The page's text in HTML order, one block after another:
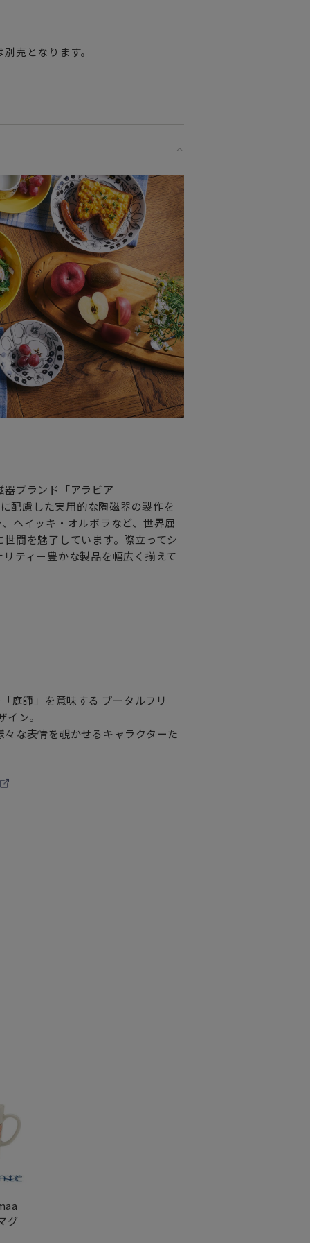
ください。
。
方へ
レゼントだけでなく
です。（直火にはご使用いただけ
売となります。
ブランド「アラビア
配慮した実用的な陶磁器の製作を
ヘイッキ・オルボラなど、世界屈
間を魅了しています。際立ってシ
ティー豊かな製品を幅広く揃えて
庭師」を意味する プータルフリ
ン。
な表情を覗かせるキャラクターた
グ